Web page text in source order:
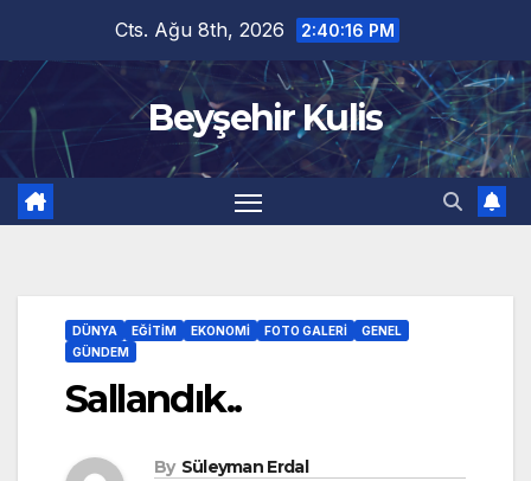
content
Cts. Ağu 8th, 2026 2:40:17 PM
Beyşehir Kulis
DÜNYA EĞITIM EKONOMI FOTO GALERI
GENEL
GÜNDEM
Sallandık..
By Süleyman Erdal